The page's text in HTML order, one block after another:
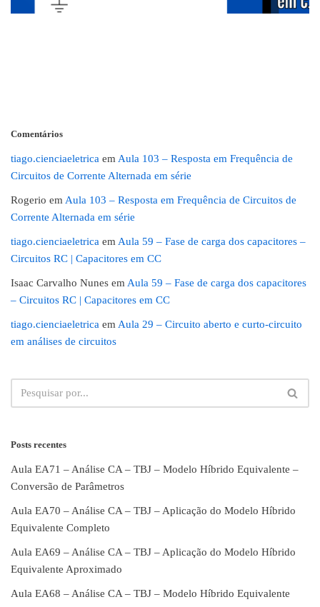
Comentários
tiago.cienciaeletrica em Aula 103 – Resposta em Frequência de
Circuitos de Corrente Alternada em série
Rogerio em Aula 103 – Resposta em Frequência de Circuitos de
Corrente Alternada em série
tiago.cienciaeletrica em Aula 59 – Fase de carga dos capacitores –
Circuitos RC | Capacitores em CC
Isaac Carvalho Nunes em Aula 59 – Fase de carga dos capacitores
– Circuitos RC | Capacitores em CC
tiago.cienciaeletrica em Aula 29 – Circuito aberto e curto-circuito
em análises de circuitos
Posts recentes
Aula EA71 – Análise CA – TBJ – Modelo Híbrido Equivalente –
Conversão de Parâmetros
Aula EA70 – Análise CA – TBJ – Aplicação do Modelo Híbrido
Equivalente Completo
Aula EA69 – Análise CA – TBJ – Aplicação do Modelo Híbrido
Equivalente Aproximado
Aula EA68 – Análise CA – TBJ – Modelo Híbrido Equivalente